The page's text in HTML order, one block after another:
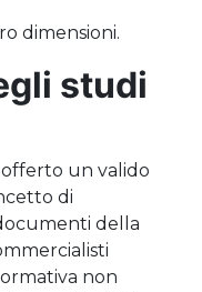
dimensioni.
studi
un valido
di
della
non